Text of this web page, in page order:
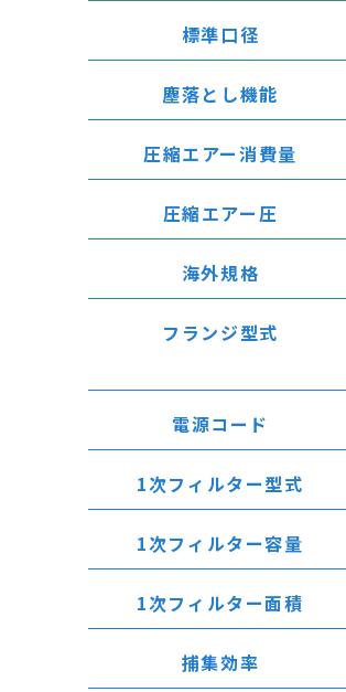
標準口径
塵落とし機能
圧縮エアー消費量
圧縮エアー圧
海外規格
フランジ型式
電源コード
1次フィルター型式
1次フィルター容量
1次フィルター面積
捕集効率